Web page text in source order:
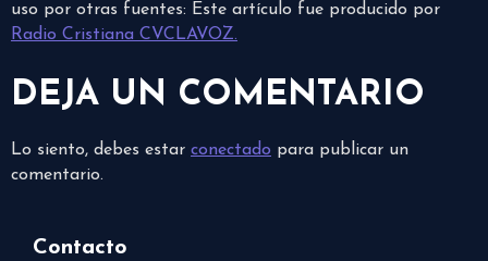
uso por otras fuentes: Este artículo fue producido por
Radio Cristiana CVCLAVOZ.
DEJA UN COMENTARIO
Lo siento, debes estar conectado para publicar un
comentario.
Contacto